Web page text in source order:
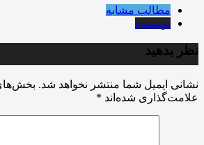
مطالب مشابه
نویسنده
نظر بدهید
نشانی ایمیل شما منتشر نخواهد شد.
علامت‌گذاری شده‌اند *